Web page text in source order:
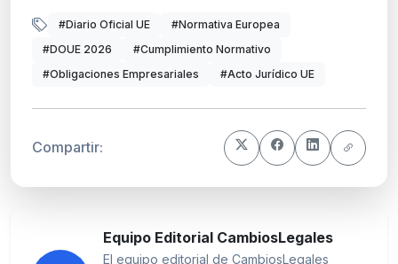
#Diario Oficial UE
#Normativa Europea
#DOUE 2026
#Cumplimiento Normativo
#Obligaciones Empresariales
#Acto Jurídico UE
Compartir:
Equipo Editorial CambiosLegales
El equipo editorial de CambiosLegales